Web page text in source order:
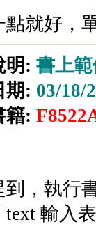
點就好，
明: 書上
期: 03/18/
籍:
到，執行
text 輸入